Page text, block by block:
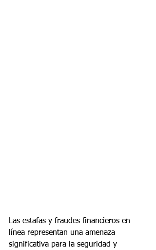
Las estafas y fraudes financieros en
línea representan una amenaza
significativa para la seguridad y